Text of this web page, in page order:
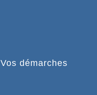
Vos démarches